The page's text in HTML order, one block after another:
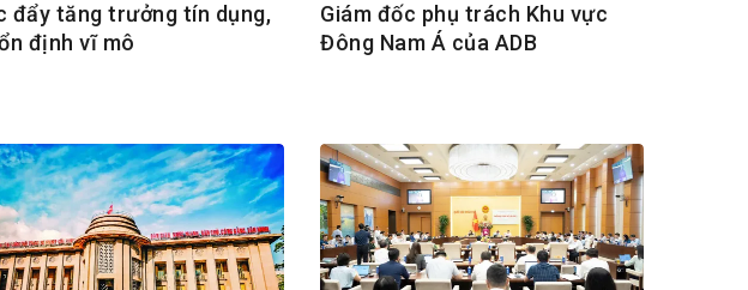
đẩy tăng trưởng tín dụng,
định vĩ mô
Giám đốc phụ trách Khu vực
Đông Nam Á của ADB